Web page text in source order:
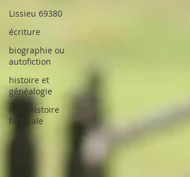
Lissieu 69380
écriture
biographie ou
autofiction
histoire et
généalogie
mon histoire
familiale